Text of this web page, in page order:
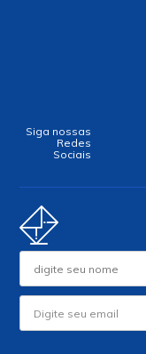
Siga nossas
Redes
Sociais